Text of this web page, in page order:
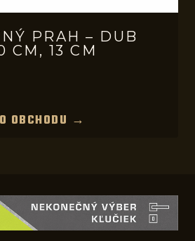
PRAH – DUB
CM, 13 CM
OBCHODU →